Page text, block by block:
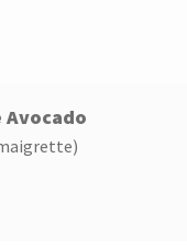
Avocado